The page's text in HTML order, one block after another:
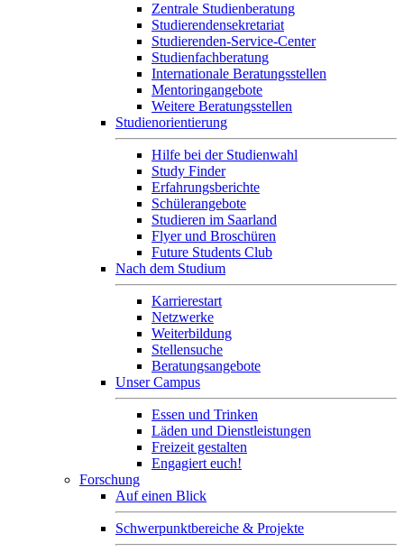
Zentrale Studienberatung
Studierendensekretariat
Studierenden-Service-Center
Studienfachberatung
Internationale Beratungsstellen
Mentoringangebote
Weitere Beratungsstellen
Studienorientierung
Hilfe bei der Studienwahl
Study Finder
Erfahrungsberichte
Schülerangebote
Studieren im Saarland
Flyer und Broschüren
Future Students Club
Nach dem Studium
Karrierestart
Netzwerke
Weiterbildung
Stellensuche
Beratungsangebote
Unser Campus
Essen und Trinken
Läden und Dienstleistungen
Freizeit gestalten
Engagiert euch!
Forschung
Auf einen Blick
Schwerpunktbereiche & Projekte